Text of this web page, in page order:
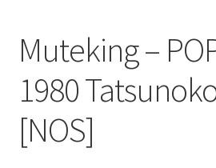
Muteking –
1980
[NOS]